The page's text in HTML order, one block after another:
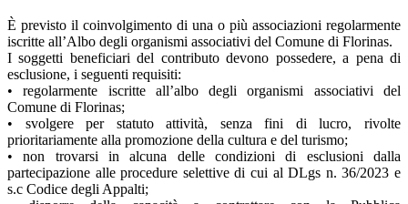
È previsto il coinvolgimento di una o più associazioni regolarmente
iscritte all’Albo degli organismi associativi del Comune di Florinas.
I soggetti beneficiari del contributo devono possedere, a pena di
esclusione, i seguenti requisiti:
• regolarmente iscritte all’albo degli organismi associativi del
Comune di Florinas;
• svolgere per statuto attività, senza fini di lucro, rivolte
prioritariamente alla promozione della cultura e del turismo;
• non trovarsi in alcuna delle condizioni di esclusioni dalla
partecipazione alle procedure selettive di cui al DLgs n. 36/2023 e
s.c Codice degli Appalti;